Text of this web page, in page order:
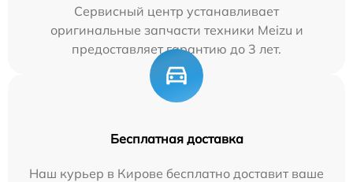
Сервисный центр устанавливает
оригинальные запчасти техники Meizu и
предоставляет гарантию до 3 лет.
Бесплатная доставка
Наш курьер в Кирове бесплатно доставит ваше